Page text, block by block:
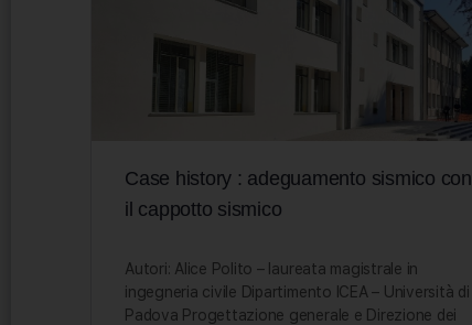
Case history : adeguamento sismico con
il cappotto sismico
Autori: Alice Polito – laureata magistrale in
ingegneria civile Dipartimento ICEA – Università di
Padova Progettazione generale e Direzione dei